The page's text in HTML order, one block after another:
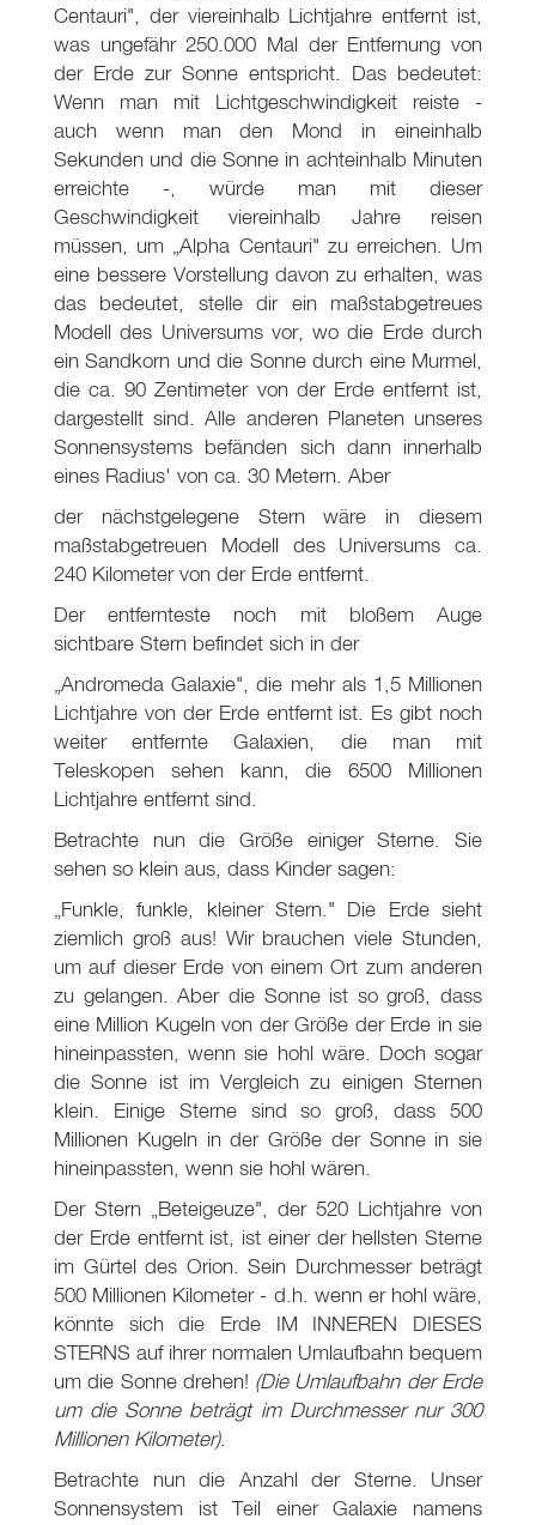
Centauri", der viereinhalb Lichtjahre entfernt ist,
was ungefähr 250.000 Mal der Entfernung von
der Erde zur Sonne entspricht. Das bedeutet:
Wenn man mit Lichtgeschwindigkeit reiste -
auch wenn man den Mond in eineinhalb
Sekunden und die Sonne in achteinhalb Minuten
erreichte -, würde man mit dieser
Geschwindigkeit viereinhalb Jahre reisen
müssen, um „Alpha Centauri" zu erreichen. Um
eine bessere Vorstellung davon zu erhalten, was
das bedeutet, stelle dir ein maßstabgetreues
Modell des Universums vor, wo die Erde durch
ein Sandkorn und die Sonne durch eine Murmel,
die ca. 90 Zentimeter von der Erde entfernt ist,
dargestellt sind. Alle anderen Planeten unseres
Sonnensystems befänden sich dann innerhalb
eines Radius' von ca. 30 Metern. Aber
der nächstgelegene Stern wäre in diesem
maßstabgetreuen Modell des Universums ca.
240 Kilometer von der Erde entfernt.
Der entfernteste noch mit bloßem Auge
sichtbare Stern befindet sich in der
„Andromeda Galaxie", die mehr als 1,5 Millionen
Lichtjahre von der Erde entfernt ist. Es gibt noch
weiter entfernte Galaxien, die man mit
Teleskopen sehen kann, die 6500 Millionen
Lichtjahre entfernt sind.
Betrachte nun die Größe einiger Sterne. Sie
sehen so klein aus, dass Kinder sagen:
„Funkle, funkle, kleiner Stern." Die Erde sieht
ziemlich groß aus! Wir brauchen viele Stunden,
um auf dieser Erde von einem Ort zum anderen
zu gelangen. Aber die Sonne ist so groß, dass
eine Million Kugeln von der Größe der Erde in sie
hineinpassten, wenn sie hohl wäre. Doch sogar
die Sonne ist im Vergleich zu einigen Sternen
klein. Einige Sterne sind so groß, dass 500
Millionen Kugeln in der Größe der Sonne in sie
hineinpassten, wenn sie hohl wären.
Der Stern „Beteigeuze", der 520 Lichtjahre von
der Erde entfernt ist, ist einer der hellsten Sterne
im Gürtel des Orion. Sein Durchmesser beträgt
500 Millionen Kilometer - d.h. wenn er hohl wäre,
könnte sich die Erde IM INNEREN DIESES
STERNS auf ihrer normalen Umlaufbahn bequem
um die Sonne drehen! (Die Umlaufbahn der Erde
um die Sonne beträgt im Durchmesser nur 300
Millionen Kilometer).
Betrachte nun die Anzahl der Sterne. Unser
Sonnensystem ist Teil einer Galaxie namens